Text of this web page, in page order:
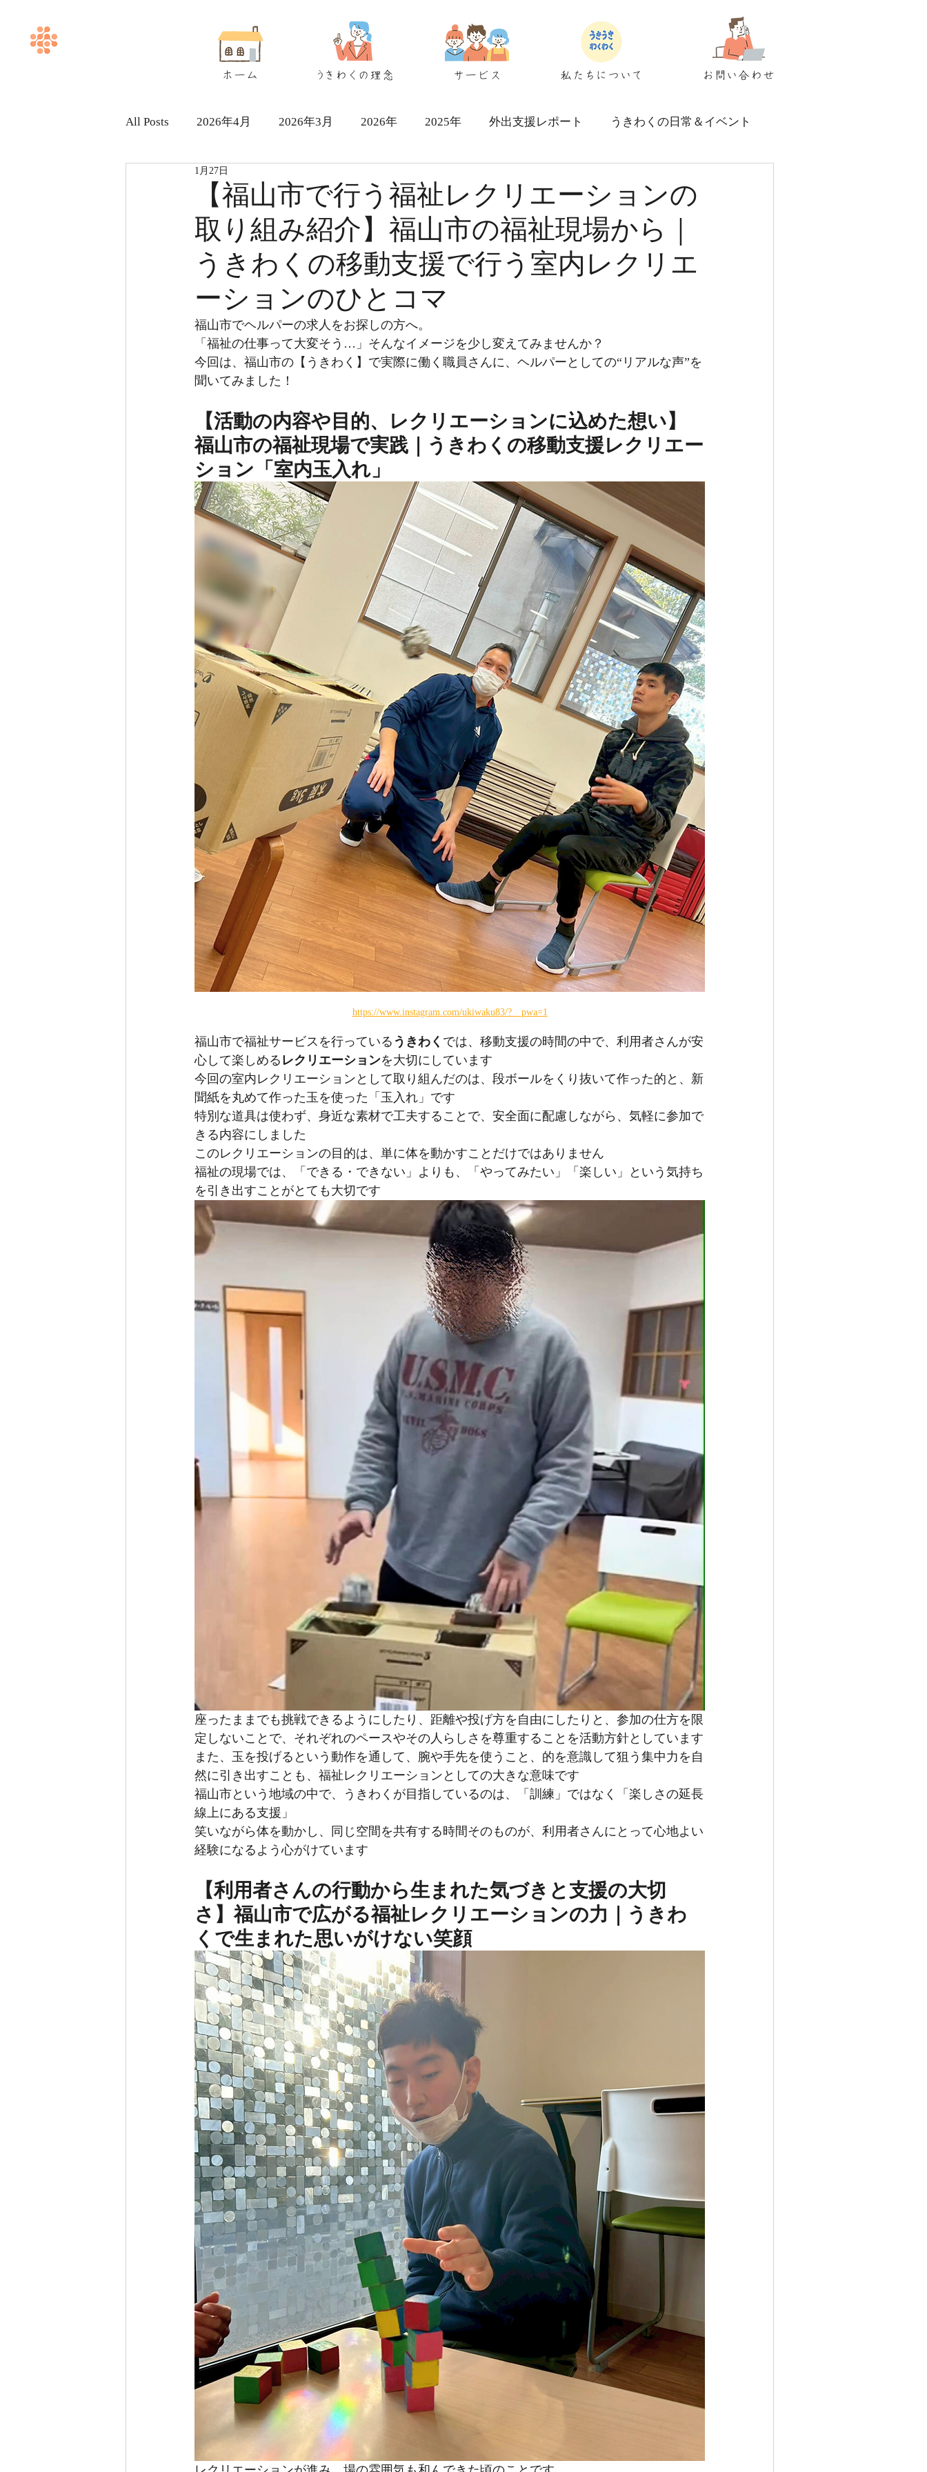
ホーム うきわくの理念 サービス 私たちについて お問い合わせ
All Posts 2026年4月 2026年3月 2026年 2025年 外出支援レポート うきわくの日常＆イベント
ヘルパー求人採用情報
【福山市で行う福祉レクリエーションの
取り組み紹介】福山市の福祉現場から｜
うきわくの移動支援で行う室内レクリエ
ーションのひとコマ
1月27日
福山市でヘルパーの求人をお探しの方へ。
「福祉の仕事って大変そう…」そんなイメージを少し変えてみませんか？
今回は、福山市の【うきわく】で実際に働く職員さんに、ヘルパーとしての“リアルな声”を
聞いてみました！
【活動の内容や目的、レクリエーションに込めた想い】
福山市の福祉現場で実践｜うきわくの移動支援レクリエー
ション「室内玉入れ」
https://www.instagram.com/ukiwaku83/?__pwa=1
福山市で福祉サービスを行っている うきわく では、移動支援の時間の中で、利用者さんが安
心して楽しめる レクリエーションを大切にしています
今回の室内レクリエーションとして取り組んだのは、段ボールをくり抜いて作った的と、新
聞紙を丸めて作った玉を使った「玉入れ」です
特別な道具は使わず、身近な素材で工夫することで、安全面に配慮しながら、気軽に参加で
きる内容にしました
このレクリエーションの目的は、単に体を動かすことだけではありません
福祉の現場では、「できる・できない」よりも、「やってみたい」「楽しい」という気持ち
を引き出すことがとても大切です
座ったままでも挑戦できるようにしたり、距離や投げ方を自由にしたりと、参加の仕方を限
定しないことで、それぞれのペースやその人らしさを尊重することを活動方針としています
また、玉を投げるという動作を通して、腕や手先を使うこと、的を意識して狙う集中力を自
然に引き出すことも、福祉レクリエーションとしての大きな意味です
福山市という地域の中で、うきわくが目指しているのは、「訓練」ではなく「楽しさの延長
線上にある支援」
笑いながら体を動かし、同じ空間を共有する時間そのものが、利用者さんにとって心地よい
経験になるよう心がけています
【利用者さんの行動から生まれた気づきと支援の大切
さ】福山市で広がる福祉レクリエーションの力｜うきわ
くで生まれた思いがけない笑顔